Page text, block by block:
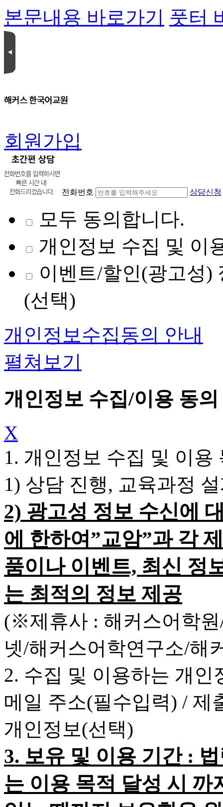
본문내용 바로가기 풋터
회원가입
전화번호 상담신청
모두 동의합니다.
개인정보 수집 및 이
이벤트/할인(광고성)
(선택)
개인정보수집동의 안내
펼쳐보기
개인정보 수집/이용 동
X
1. 개인정보 수집 및 이용
1) 상담 진행, 교육과정
2) 광고성 정보 수신에
에 한하여”교암”과 각
품이나 이벤트, 최신 정
는 최적의 정보 제공
(※제휴사 : 해커스어학
넷/해커스어학연구소/해
2. 수집 및 이용하는 개
메일 주소(필수입력) / 제
개인정보(선택)
3. 보유 및 이용 기간 :
는 이용 목적 달성 시